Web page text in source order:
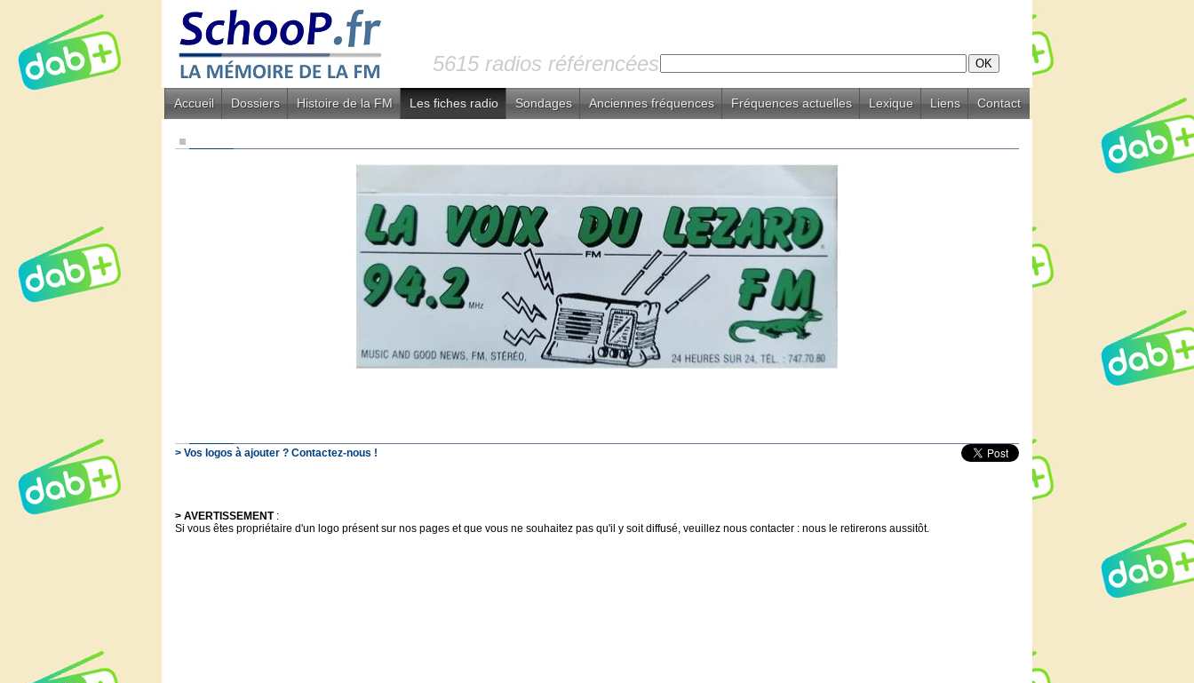
5615 radios référencées
Accueil Dossiers Histoire de la FM Les fiches radio Sondages Anciennes fréquences Fréquences actuelles Lexique Liens Contact
> Vos logos à ajouter ? Contactez-nous !
> AVERTISSEMENT:
Si vous êtes propriétaire d'un logo présent sur nos pages et que vous ne souhaitez pas qu'il y soit diffusé, veuillez nous contacter : nous le retirerons aussitôt.